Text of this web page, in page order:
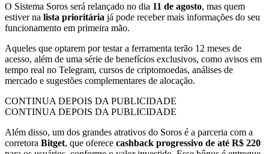
O Sistema Soros será relançado no dia 11 de agosto, mas quem
estiver na lista prioritária já pode receber mais informações do seu
funcionamento em primeira mão.
Aqueles que optarem por testar a ferramenta terão 12 meses de
acesso, além de uma série de benefícios exclusivos, como avisos em
tempo real no Telegram, cursos de criptomoedas, análises de
mercado e sugestões complementares de alocação.
CONTINUA DEPOIS DA PUBLICIDADE
CONTINUA DEPOIS DA PUBLICIDADE
Além disso, um dos grandes atrativos do Soros é a parceria com a
corretora Bitget, que oferece cashback progressivo de até R$ 220